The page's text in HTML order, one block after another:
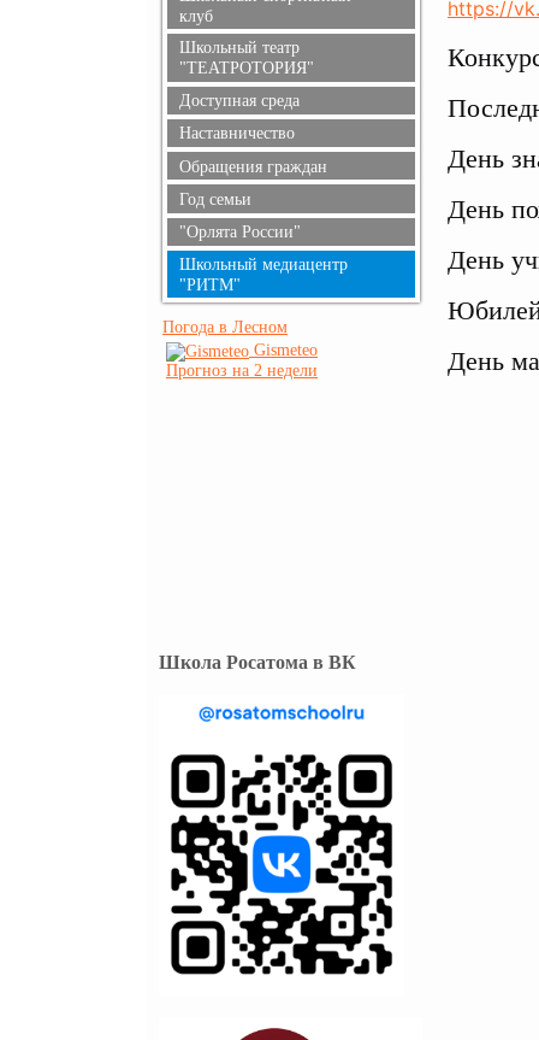
клуб
Школьный театр
"ТЕАТРОТОРИЯ"
Доступная среда
Наставничество
Обращения граждан
Год семьи
"Орлята России"
Школьный медиацентр
"РИТМ"
Погода в Лесном
Gismeteo
Прогноз на 2 недели
Школа Росатома в ВК
https://
День
День
День
День